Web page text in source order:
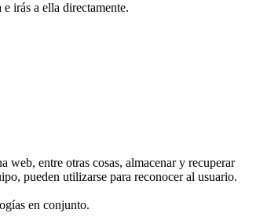
irás a ella directamente.
web, entre otras cosas, almacenar y recuperar
pueden utilizarse para reconocer al usuario.
en conjunto.